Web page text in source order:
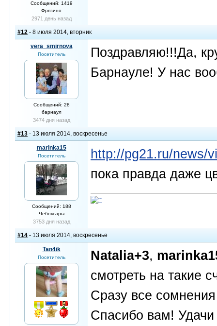
Сообщений: 1419
Фрязино
2971 день назад
#12 - 8 июля 2014, вторник
vera_smirnova
Посетитель
Сообщений: 28
барнаул
3474 дня назад
Поздравляю!!!Да,
Барнауле! У нас
#13 - 13 июля 2014, воскресенье
marinka15
Посетитель
Сообщений: 188
Чебоксары
3753 дня назад
http://pg21.ru/news/
пока правда даже
#14 - 13 июля 2014, воскресенье
Tan4ik
Посетитель Natalia+3,
смотреть на такие
Сразу все
Спасибо вам!